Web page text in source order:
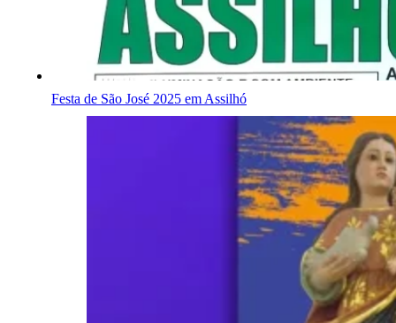
Festa de São José 2025 em Assilhó